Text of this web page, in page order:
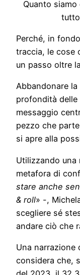
Quanto
Perché, in
traccia, le cose
un passo oltre
Abbandonare
profondità delle
messaggio
pezzo che
si apre alla
Utilizzando una
metafora di
stare anche
& roll» -,
scegliere sé
andare ciò che
Una narrazione
considera che,